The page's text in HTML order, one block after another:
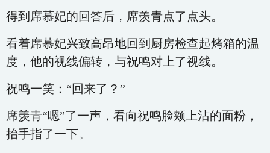
得到席慕妃的回答后，席羡青点了点头。
看着席慕妃兴致高昂地回到厨房检查起烤箱的温
度，他的视线偏转，与祝鸣对上了视线。
祝鸣一笑：“回来了？”
席羡青“嗯”了一声，看向祝鸣脸颊上沾的面粉，
抬手指了一下。